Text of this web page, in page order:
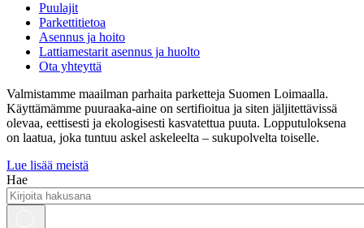
Puulajit
Parkettitietoa
Asennus ja hoito
Lattiamestarit asennus ja huolto
Ota yhteyttä
Valmistamme maailman parhaita parketteja Suomen Loimaalla.
Käyttämämme puuraaka-aine on sertifioitua ja siten jäljitettävissä
olevaa, eettisesti ja ekologisesti kasvatettua puuta. Lopputuloksena
on laatua, joka tuntuu askel askeleelta – sukupolvelta toiselle.
Lue lisää meistä
Hae